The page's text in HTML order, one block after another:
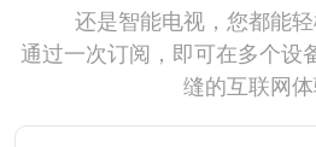
还是智能电视，您都能轻
通过一次订阅，即可在多个设
缝的互联网体